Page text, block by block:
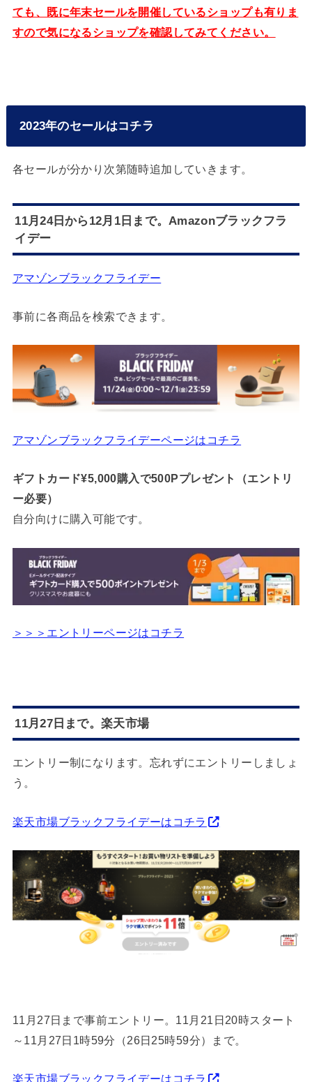
ても、既に年末セールを開催しているショップも有りま
すので気になるショップを確認してみてください。
2023年のセールはコチラ
各セールが分かり次第随時追加していきます。
11月24日から12月1日まで。Amazonブラックフラ
イデー
アマゾンブラックフライデー
事前に各商品を検索できます。
アマゾンブラックフライデーページはコチラ
ギフトカード¥5,000購入で500Pプレゼント（エントリ
ー必要）
自分向けに購入可能です。
＞＞＞エントリーページはコチラ
11月27日まで。楽天市場
エントリー制になります。忘れずにエントリーしましょ
う。
楽天市場ブラックフライデーはコチラ
11月27日まで事前エントリー。11月21日20時スタート
～11月27日1時59分（26日25時59分）まで。
楽天市場ブラックフライデーはコチラ